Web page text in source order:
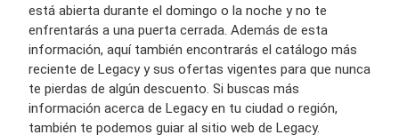
está abierta durante el domingo o la noche y no te
enfrentarás a una puerta cerrada. Además de esta
información, aquí también encontrarás el catálogo más
reciente de Legacy y sus ofertas vigentes para que nunca
te pierdas de algún descuento. Si buscas más
información acerca de Legacy en tu ciudad o región,
también te podemos guiar al sitio web de Legacy.